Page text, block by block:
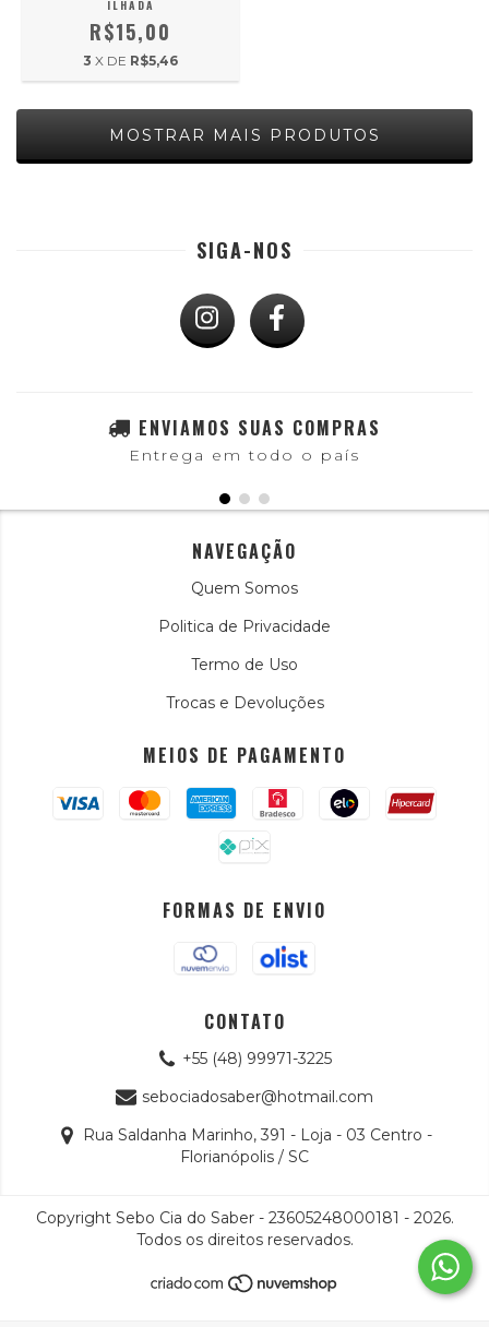
ILHADA
R$15,00
3 X DE R$5,46
MOSTRAR MAIS PRODUTOS
SIGA-NOS
ENVIAMOS SUAS COMPRAS
Entrega em todo o país
NAVEGAÇÃO
Quem Somos
Politica de Privacidade
Termo de Uso
Trocas e Devoluções
MEIOS DE PAGAMENTO
FORMAS DE ENVIO
CONTATO
+55 (48) 99971-3225
sebociadosaber@hotmail.com
Rua Saldanha Marinho, 391 - Loja - 03 Centro -
Florianópolis / SC
Copyright Sebo Cia do Saber - 23605248000181 - 2026.
Todos os direitos reservados.